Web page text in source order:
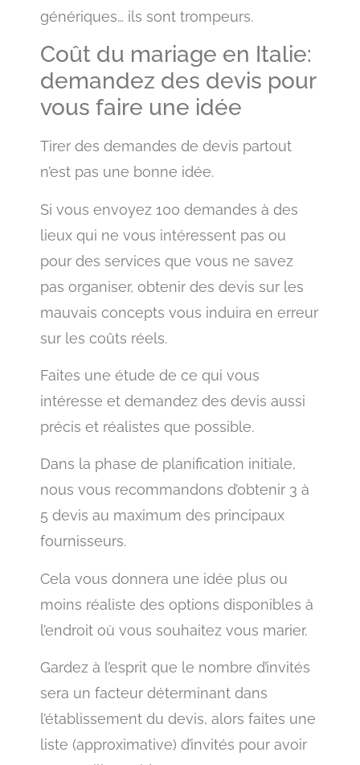
génériques… ils sont trompeurs.
Coût du mariage en Italie:
demandez des devis pour
vous faire une idée
Tirer des demandes de devis partout
n’est pas une bonne idée.
Si vous envoyez 100 demandes à des
lieux qui ne vous intéressent pas ou
pour des services que vous ne savez
pas organiser, obtenir des devis sur les
mauvais concepts vous induira en erreur
sur les coûts réels.
Faites une étude de ce qui vous
intéresse et demandez des devis aussi
précis et réalistes que possible.
Dans la phase de planification initiale,
nous vous recommandons d’obtenir 3 à
5 devis au maximum des principaux
fournisseurs.
Cela vous donnera une idée plus ou
moins réaliste des options disponibles à
l’endroit où vous souhaitez vous marier.
Gardez à l’esprit que le nombre d’invités
sera un facteur déterminant dans
l’établissement du devis, alors faites une
liste (approximative) d’invités pour avoir